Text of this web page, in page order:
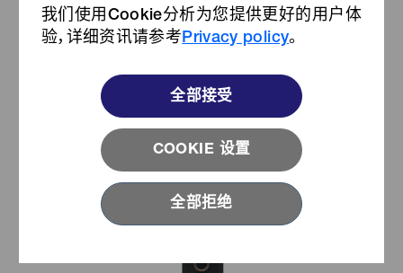
我们使用Cookie分析为您提供更好的用户体
验，详细资讯请参考Privacy policy。
COOKIE 设置
全部接受
全部拒绝